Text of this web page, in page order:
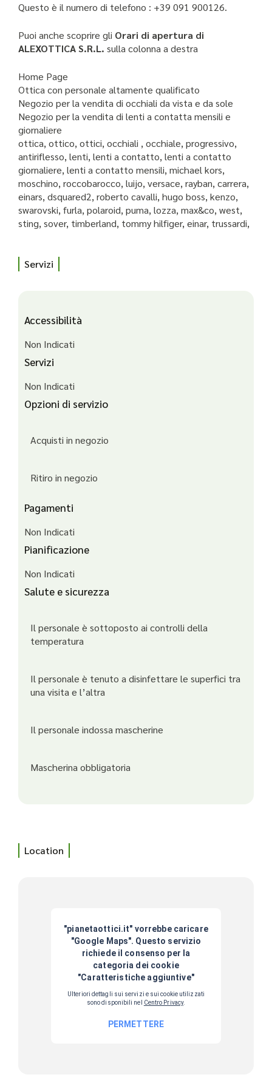
Questo è il numero di telefono : +39 091 900126.
Puoi anche scoprire gli Orari di apertura di
ALEXOTTICA S.R.L. sulla colonna a destra
Home Page
Ottica con personale altamente qualificato
Negozio per la vendita di occhiali da vista e da sole
Negozio per la vendita di lenti a contatta mensili e
giornaliere
ottica, ottico, ottici, occhiali , occhiale, progressivo,
antiriflesso, lenti, lenti a contatto, lenti a contatto
giornaliere, lenti a contatto mensili, michael kors,
moschino, roccobarocco, luijo, versace, rayban, carrera,
einars, dsquared2, roberto cavalli, hugo boss, kenzo,
swarovski, furla, polaroid, puma, lozza, max&co, west,
sting, sover, timberland, tommy hilfiger, einar, trussardi,
Servizi
Accessibilità
Non Indicati
Servizi
Non Indicati
Opzioni di servizio
Acquisti in negozio
Ritiro in negozio
Pagamenti
Non Indicati
Pianificazione
Non Indicati
Salute e sicurezza
Il personale è sottoposto ai controlli della
temperatura
Il personale è tenuto a disinfettare le superfici tra
una visita e l’altra
Il personale indossa mascherine
Mascherina obbligatoria
Location